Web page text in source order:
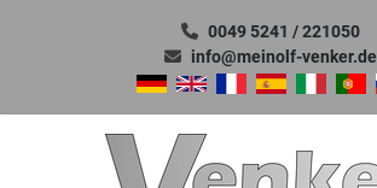
0049 5241 / 221050
info@meinolf-venker.de